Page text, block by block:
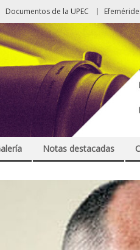
Documentos de la UPEC
Notas destacadas